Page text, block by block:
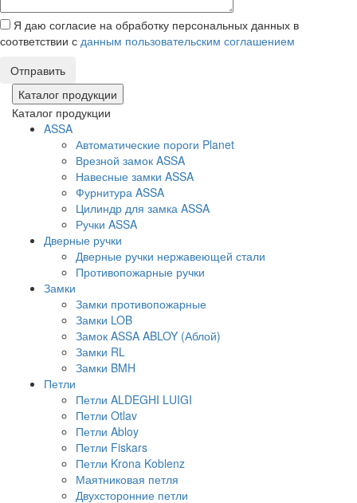
Я даю согласие на обработку персональных данных в
соответствии с данным пользовательским соглашением
Отправить
Каталог продукции
Каталог продукции
ASSA
Автоматические пороги Planet
Врезной замок ASSA
Навесные замки ASSA
Фурнитура ASSA
Цилиндр для замка ASSA
Ручки ASSA
Дверные ручки
Дверные ручки нержавеющей стали
Противопожарные ручки
Замки
Замки противопожарные
Замки LOB
Замок ASSA ABLOY (Аблой)
Замки RL
Замки BMH
Петли
Петли ALDEGHI LUIGI
Петли Otlav
Петли Abloy
Петли Fiskars
Петли Krona Koblenz
Маятниковая петля
Двухсторонние петли